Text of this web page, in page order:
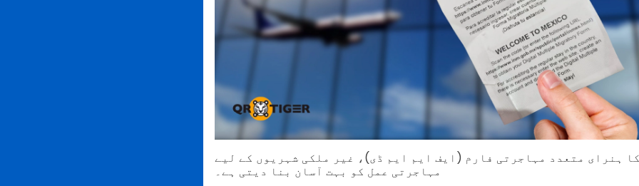
ہنرای متعدد مہاجرتی فارم (ایف ایم ایم ڈی)، غیر ملکی شہریوں کے لیے
مہاجرتی عمل کو بہت آسان بنا دیتی ہے۔